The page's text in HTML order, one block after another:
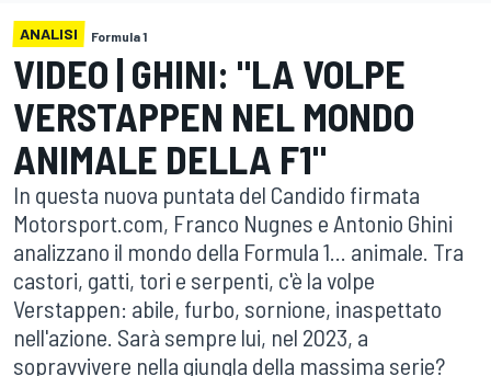
ANALISI Formula 1
VIDEO | GHINI: "LA VOLPE
VERSTAPPEN NEL MONDO
ANIMALE DELLA F1"
In questa nuova puntata del Candido firmata
Motorsport.com, Franco Nugnes e Antonio Ghini
analizzano il mondo della Formula 1... animale. Tra
castori, gatti, tori e serpenti, c'è la volpe
Verstappen: abile, furbo, sornione, inaspettato
nell'azione. Sarà sempre lui, nel 2023, a
sopravvivere nella giungla della massima serie?